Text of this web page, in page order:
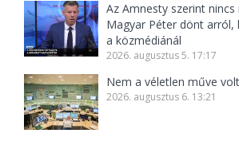
Az Amnesty szerint nincs
Magyar Péter dönt arról,
a közmédiánál
2026. augusztus 5. 17:17
Nem a véletlen műve
2026. augusztus 6. 13:21